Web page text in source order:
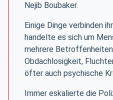
Nejib Boubaker.
Einige Dinge verbinden
handelte es sich um
mehrere
Obdachlosigkeit,
öfter auch psychische
Immer eskalierte die